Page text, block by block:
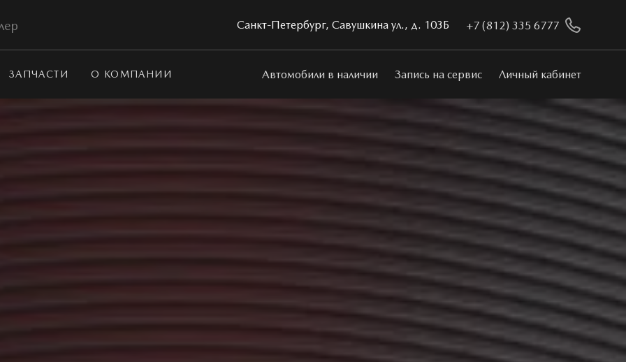
Санкт-Петербург, Савушкина ул., д. 103Б +7 (812) 335 6777
ЗАПЧАСТИ О КОМПАНИИ Автомобили в наличии Запись на сервис Личный кабинет